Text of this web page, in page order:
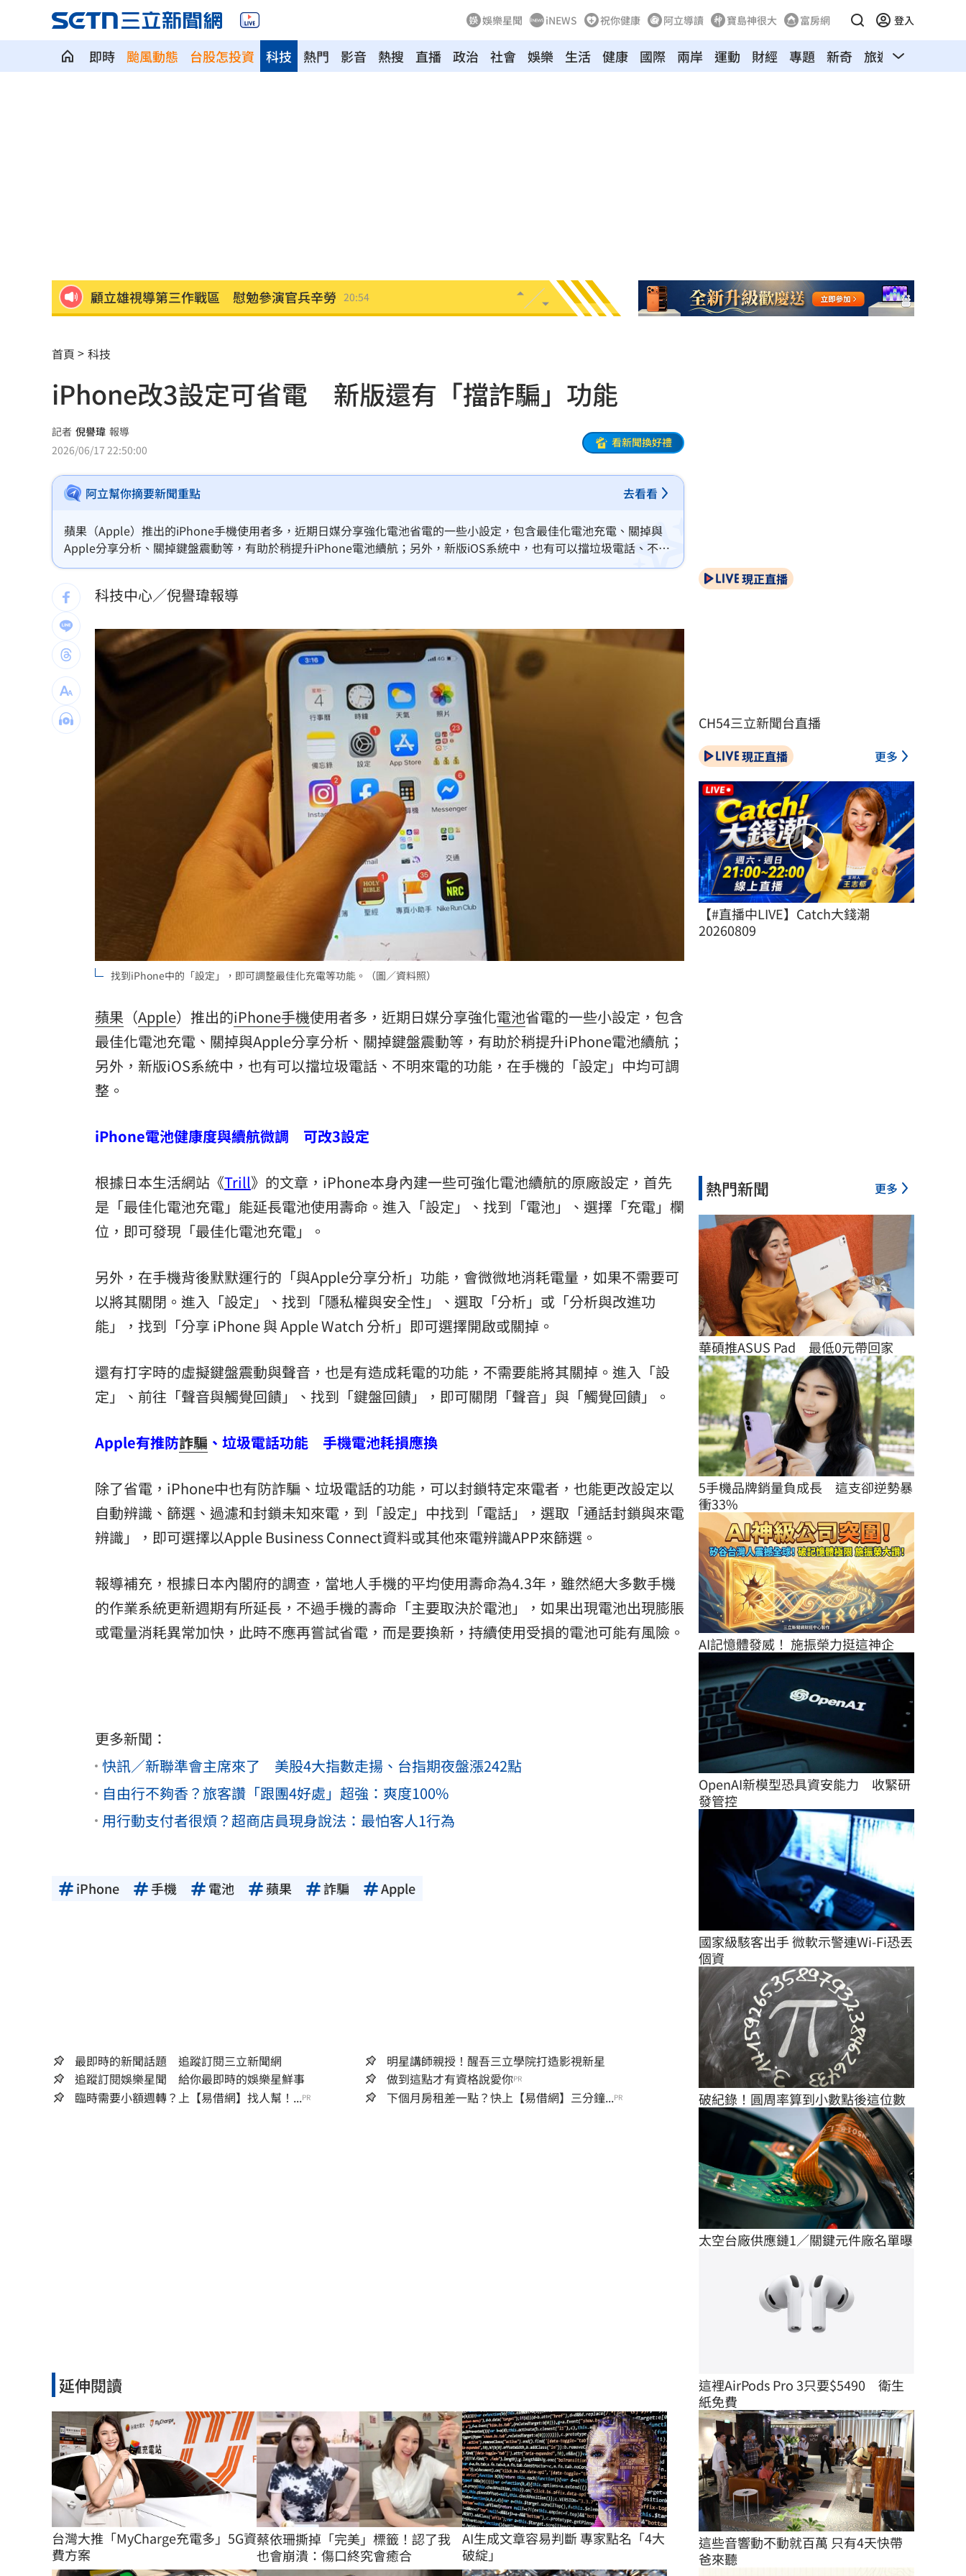
娛樂星聞 iNEWS 祝你健康 阿立導讀 寶島神很大 富房網 登入
即時 颱風動態 台股怎投資 熱門 影音 熱搜 直播 政治 社會 娛樂 生活 健康 國際 兩岸 運動 財經 專題 新奇
科技 旅遊 汽車
顧立雄視導第三作戰區 慰勉參演官兵辛勞 20:54
夢幻跨團合體！SUMMER ANJELS重現BP神曲
新／女大生伴兒屍6日聲押...法官裁定請回 20:39
我駐日內瓦處長遭爆惡行 外交部啟動調查
SBS歌謠大戰驚見放送事故！3主持人齊卡住
清大校長續任秒出國選校長！高為元道歉了
首次影像被打臉 伊朗新最高領袖傳病危 20:30
AND2BLE、ALD1黑白對決！神級舞台炸全場
獨／再爆隨機攻擊？婦控外送員無故賞巴掌 20:14
產蛋量下降 本週「蛋價漲3元」 20:08
KISS OF LIFE飆唱 秀經典擦汗全場瘋掉 20:08
台股7月大回檔！0050申購額再破紀錄
2000人堵教堂搶看C羅婚禮 竟是超大烏龍 20:01
20:31
LIVE三立+24小時直播 15:27
三立iNEWS新聞台線上直播 18:00
商場戰國來臨 台中「頂奢大道」逐漸成形 12:00
台彩父親節推新刮刮樂千萬頭獎超「爸」氣
「拍片人的多重宇宙」職涯論壇9/12登場！ 10:30
理想混蛋號召粉絲跨海追星吃美食！ 18:15
首頁 科技
iPhone改3設定可省電 新版還有「擋詐騙」功能
記者 倪譽瑋 報導
2026/06/17 22:50:00
看新聞換好禮
阿立幫你摘要新聞重點 去看看
蘋果（Apple）推出的iPhone手機使用者多，近期日媒分享強化電池省電的一些小設定，包含最佳化電池充電、關掉與
Apple分享分析、關掉鍵盤震動等，有助於稍提升iPhone電池續航；另外，新版iOS系統中，也有可以擋垃圾電話、不明
來電的功能，在手機的「設定」中均可調整。
科技中心／倪譽瑋報導
找到iPhone中的「設定」，即可調整最佳化充電等功能。（圖／資料照）
蘋果 （Apple）推出的iPhone手機使用者多，近期日媒分享強化電池省電的一些小設定，包含
最佳化電池充電、關掉與Apple分享分析、關掉鍵盤震動等，有助於稍提升iPhone電池續航；
另外，新版iOS系統中，也有可以擋垃圾電話、不明來電的功能，在手機的「設定」中均可調
整。
iPhone電池健康度與續航微調 可改3設定
根據日本生活網站《Trill》的文章，iPhone本身內建一些可強化電池續航的原廠設定，首先
是「最佳化電池充電」能延長電池使用壽命。進入「設定」、找到「電池」、選擇「充電」欄
位，即可發現「最佳化電池充電」。
另外，在手機背後默默運行的「與Apple分享分析」功能，會微微地消耗電量，如果不需要可
以將其關閉。進入「設定」、找到「隱私權與安全性」、選取「分析」或「分析與改進功
能」，找到「分享 iPhone 與 Apple Watch 分析」即可選擇開啟或關掉。
還有打字時的虛擬鍵盤震動與聲音，也是有造成耗電的功能，不需要能將其關掉。進入「設
定」、前往「聲音與觸覺回饋」、找到「鍵盤回饋」，即可關閉「聲音」與「觸覺回饋」。
Apple有推防詐騙 、垃圾電話功能 手機電池耗損應換
除了省電，iPhone中也有防詐騙、垃圾電話的功能，可以封鎖特定來電者，也能更改設定以
自動辨識、篩選、過濾和封鎖未知來電，到「設定」中找到「電話」，選取「通話封鎖與來電
辨識」，即可選擇以Apple Business Connect資料或其他來電辨識APP來篩選。
報導補充，根據日本內閣府的調查，當地人手機的平均使用壽命為4.3年，雖然絕大多數手機
的作業系統更新週期有所延長，不過手機的壽命「主要取決於電池」，如果出現電池出現膨脹
或電量消耗異常加快，此時不應再嘗試省電，而是要換新，持續使用受損的電池可能有風險。
更多新聞：
快訊／新聯準會主席來了 美股4大指數走揚、台指期夜盤漲242點
自由行不夠香？旅客讚「跟團4好處」超強：爽度100%
用行動支付者很煩？超商店員現身說法：最怕客人1行為
iPhone 手機 電池 蘋果 詐騙 Apple
最即時的新聞話題 追蹤訂閱三立新聞網
明星講師親授！醒吾三立學院打造影視新星
追蹤訂閱娛樂星聞 給你最即時的娛樂星鮮事
做到這點才有資格說愛你PR
臨時需要小額週轉？上【易借網】找人幫！...PR 下個月房租差一點？快上【易借網】三分鐘...PR
延伸閱讀
台灣大推「MyCharge充電多」5G資
費方案
蔡依珊撕掉「完美」標籤！認了我
也會崩潰：傷口終究會癒合
AI生成文章容易判斷 專家點名「4大
破綻」
現正直播
CH54三立新聞台直播
現正直播 更多
【#直播中LIVE】Catch大錢潮
20260809
熱門新聞 更多
華碩推ASUS Pad　最低0元帶回家
5手機品牌銷量負成長　這支卻逆勢暴
衝33%
AI記憶體發威！ 施振榮力挺這神企
OpenAI新模型恐具資安能力　收緊研
發管控
國家級駭客出手 微軟示警連Wi-Fi恐丟
個資
破紀錄！圓周率算到小數點後這位數
太空台廠供應鏈1／關鍵元件廠名單曝
這裡AirPods Pro 3只要$5490　衛生
紙免費
這些音響動不動就百萬 只有4天快帶
爸來聽